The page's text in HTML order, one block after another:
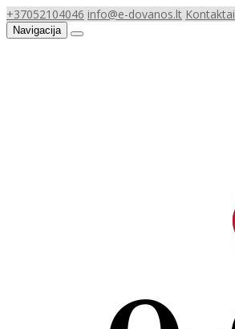
+37052104046 info@e-dovanos.lt Kontaktai
Navigacija